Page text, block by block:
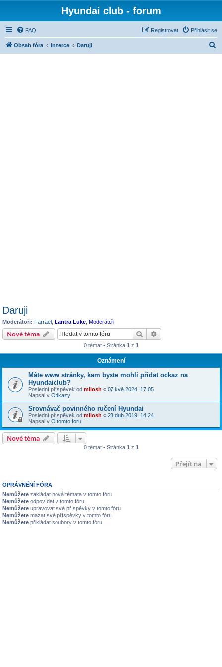
Hyundai club - forum
FAQ Přihlásit se
Registrovat
Obsah fóra Inzerce Daruji
Daruji
Moderátoři: Farrael Lantra Luke Moderátoři
Nové téma Hledat
0 témat • Stránka 1 z 1
Oznámení
Máte www stránky, kam byste mohli přidat odkaz na
Hyundaiclub?
Poslední příspěvek od milosh « 07 kvě 2024, 17:05
Napsal v Odkazy
Srovnávač povinného ručení Hyundai
Poslední příspěvek od milosh « 23 dub 2019, 14:24
Napsal v O tomto foru
Nové téma
0 témat • Stránka 1 z 1
Přejít na
OPRÁVNĚNÍ FÓRA
Nemůžete zakládat nová témata v tomto fóru
Nemůžete odpovídat v tomto fóru
Nemůžete upravovat své příspěvky v tomto fóru
Nemůžete mazat své příspěvky v tomto fóru
Nemůžete přikládat soubory v tomto fóru